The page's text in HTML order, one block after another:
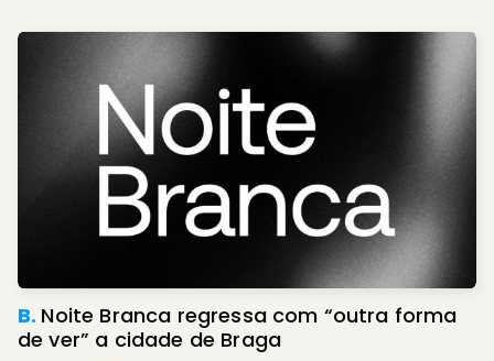
B. Noite Branca regressa com “outra forma
de ver” a cidade de Braga